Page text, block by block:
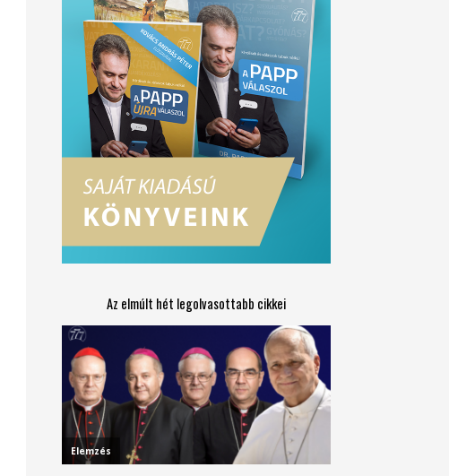
Az elmúlt hét legolvasottabb cikkei